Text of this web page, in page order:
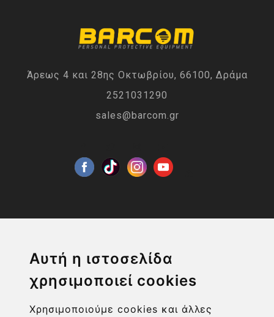
Αυτή η ιστοσελίδα
χρησιμοποιεί cookies
Χρησιμοποιούμε cookies και άλλες
Άρεως 4 και 28ης Οκτωβρίου, 66100, Δράμα
2521031290
sales@barcom.gr
ΧΡΗΣΙΜΑ LINKS
ΠΛΗΡΟΦΟΡΙΕΣ ΧΡΗΣΤΗ